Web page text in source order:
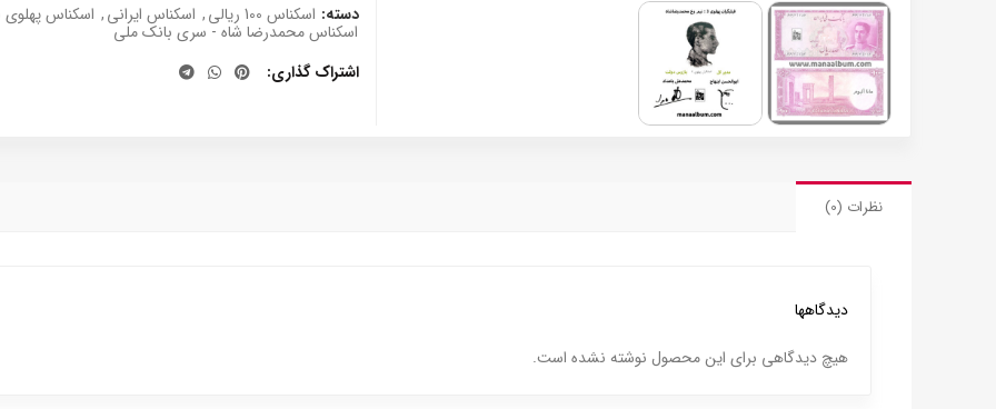
دسته: اسکناس 100 ریالی , اسکناس ایرانی, اسکناس
اسکناس محمدرضا شاه - سری بانک ملی
اشتراک گذاری
نظرات (0)
دیدگاهها
هیچ دیدگاهی برای این محصول نوشته نشده است.